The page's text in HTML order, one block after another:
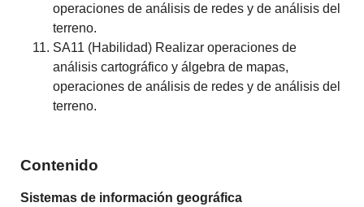
operaciones de análisis de redes y de análisis del
terreno.
SA11 (Habilidad) Realizar operaciones de
análisis cartográfico y álgebra de mapas,
operaciones de análisis de redes y de análisis del
terreno.
Contenido
Sistemas de información geográfica